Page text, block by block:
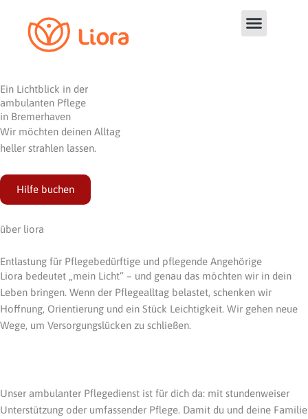
springen
Ein Lichtblick in der
ambulanten Pflege
in Bremerhaven
Wir möchten deinen Alltag
heller strahlen lassen.
Hilfe buchen
über liora
Entlastung für Pflegebedürftige und pflegende Angehörige
Liora bedeutet „mein Licht“ – und genau das möchten wir in dein
Leben bringen. Wenn der Pflegealltag belastet, schenken wir
Hoffnung, Orientierung und ein Stück Leichtigkeit. Wir gehen neue
Wege, um Versorgungslücken zu schließen.
Unser ambulanter Pflegedienst ist für dich da: mit stundenweiser
Unterstützung oder umfassender Pflege. Damit du und deine Familie